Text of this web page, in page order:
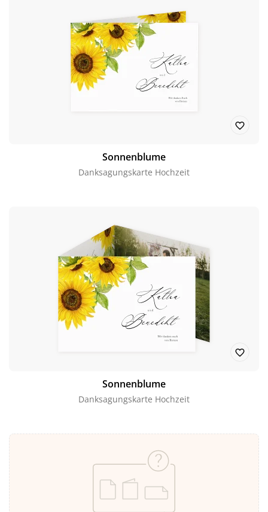
Sonnenblume
Danksagungskarte Hochzeit
Sonnenblume
Danksagungskarte Hochzeit